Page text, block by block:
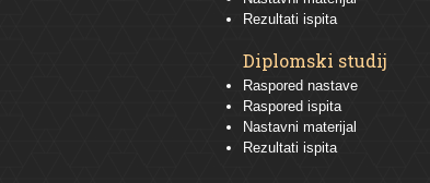
Rezultati ispita
Diplomski studij
Raspored nastave
Raspored ispita
Nastavni materijal
Rezultati ispita